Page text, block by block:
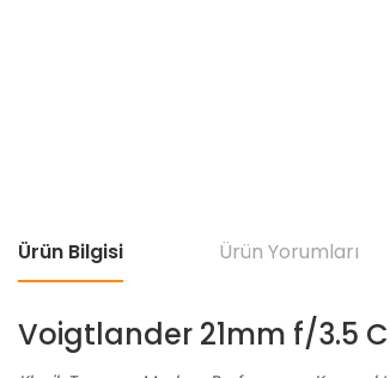
Ürün Bilgisi Ürün Yorumları
Voigtlander 21mm f/3.5